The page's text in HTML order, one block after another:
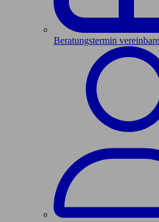
Beratungstermin